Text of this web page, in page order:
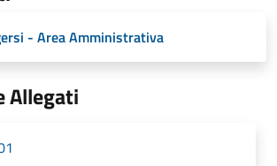
- Area Amministrativa
Allegati